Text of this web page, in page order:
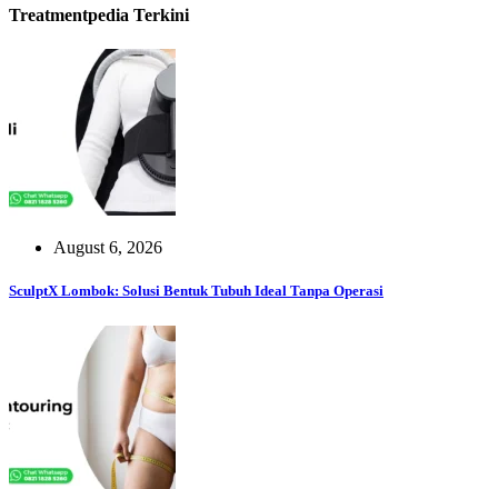
Treatmentpedia Terkini
August 6, 2026
SculptX Lombok: Solusi Bentuk Tubuh Ideal Tanpa Operasi